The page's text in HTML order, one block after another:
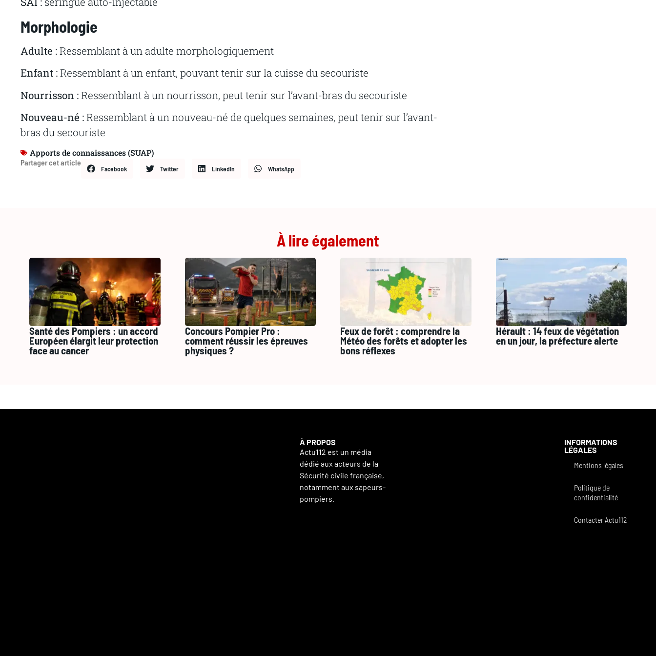
Morphologie
Adulte :Ressemblant à un adulte morphologiquement
Enfant :Ressemblant à un enfant, pouvant tenir sur la cuisse du secouriste
Nourrisson :Ressemblant à un nourrisson, peut tenir sur l’avant-bras du secouriste
Nouveau-né :Ressemblant à un nouveau-né de quelques semaines, peut tenir sur l’avant-
bras du secouriste
Apports de connaissances (SUAP)
Partager cet article
Facebook Twitter LinkedIn WhatsApp
À lire également
Santé des Pompiers : un accord
Européen élargit leur protection
face au cancer
Concours Pompier Pro :
comment réussir les épreuves
physiques ?
Feux de forêt : comprendre la
Météo des forêts et adopter les
bons réflexes
Hérault : 14 feux de végétation
en un jour, la préfecture alerte
À PROPOS
Actu112 est un média
dédié aux acteurs de la
Sécurité civile française,
notamment aux sapeurs-
pompiers.
INFORMATIONS
LÉGALES
Mentions légales
Politique de
confidentialité
Contacter Actu112